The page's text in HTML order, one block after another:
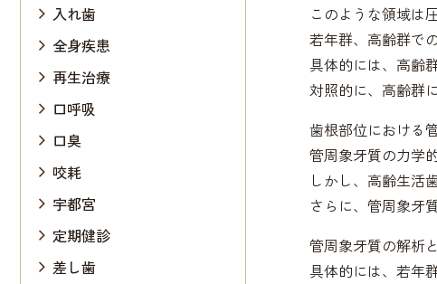
このような領域は
若年群、高齢群で
具体的には、高齢
対照的に、高齢群
歯根部位における
管周象牙質の力学
しかし、高齢生活
さらに、管周象牙
管周象牙質の解析
具体的には、若年
入れ歯
全身疾患
再生治療
口呼吸
口臭
咬耗
宇都宮
定期健診
差し歯